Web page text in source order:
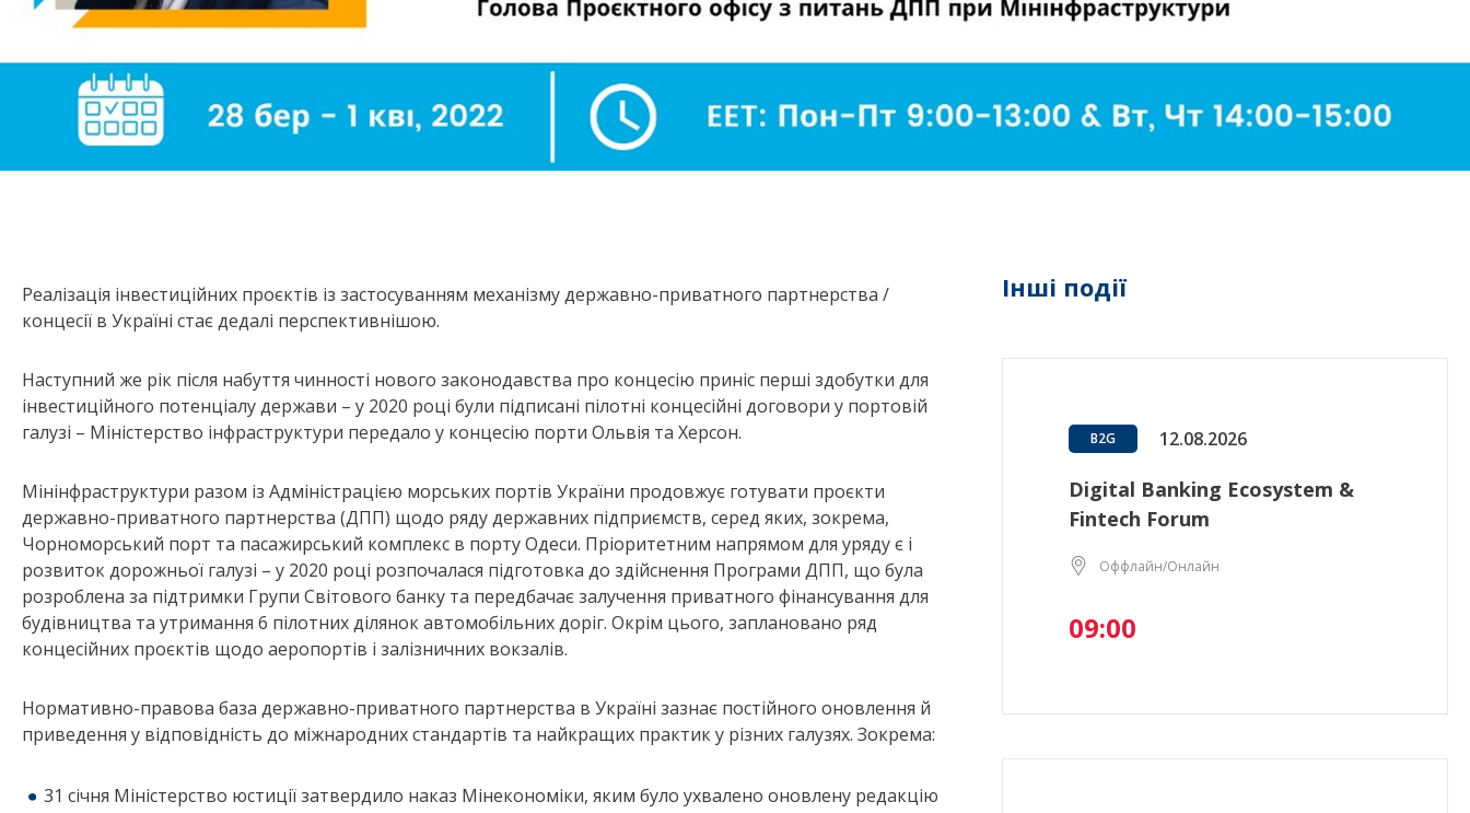
Реалізація інвестиційних проєктів із застосуванням механізму державно-приватного партнерства /
концесії в Україні стає дедалі перспективнішою.
Наступний же рік після набуття чинності нового законодавства про концесію приніс перші здобутки для
інвестиційного потенціалу держави – у 2020 році були підписані пілотні концесійні договори у портовій
галузі – Міністерство інфраструктури передало у концесію порти Ольвія та Херсон.
Мінінфраструктури разом із Адміністрацією морських портів України продовжує готувати проєкти
державно-приватного партнерства (ДПП) щодо ряду державних підприємств, серед яких, зокрема,
Чорноморський порт та пасажирський комплекс в порту Одеси. Пріоритетним напрямом для уряду є і
розвиток дорожньої галузі – у 2020 році розпочалася підготовка до здійснення Програми ДПП, що була
розроблена за підтримки Групи Світового банку та передбачає залучення приватного фінансування для
будівництва та утримання 6 пілотних ділянок автомобільних доріг. Окрім цього, заплановано ряд
концесійних проєктів щодо аеропортів і залізничних вокзалів.
Нормативно-правова база державно-приватного партнерства в Україні зазнає постійного оновлення й
приведення у відповідність до міжнародних стандартів та найкращих практик у різних галузях. Зокрема:
31 січня Міністерство юстиції затвердило наказ Мінекономіки, яким було ухвалено оновлену редакцію
Інші події
B2G 12.08.2026
Digital Banking Ecosystem &
Fintech Forum
Оффлайн/Онлайн
09:00